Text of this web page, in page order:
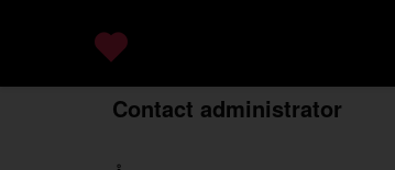
Contact administrator